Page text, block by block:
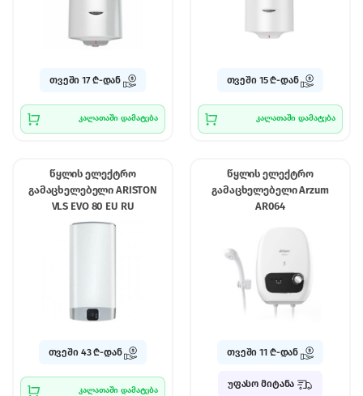
თვეში 17 ₾-დან
კალათაში დამატება
თვეში 15 ₾-დან
კალათაში დამატება
წყლის ელექტრო
გამაცხელებელი ARISTON
VLS EVO 80 EU RU
თვეში 43 ₾-დან
კალათაში დამატება
წყლის ელექტრო
გამაცხელებელი Arzum
AR064
თვეში 11 ₾-დან
უფასო მიტანა